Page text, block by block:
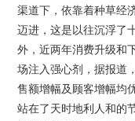
渠道下，依靠着种草经
迈进，这是以往沉浮了
外，近两年消费升级和
场注入强心剂，据报道
售额增幅及顾客增幅均
站在了天时地利人和的